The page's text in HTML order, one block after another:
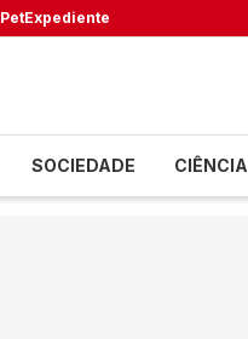
PetExpediente
SOCIEDADE CIÊNCIA